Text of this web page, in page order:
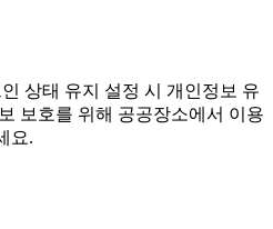
상태 유지 설정 시 개인정보 유
보호를 위해 공공장소에서 이용
요.